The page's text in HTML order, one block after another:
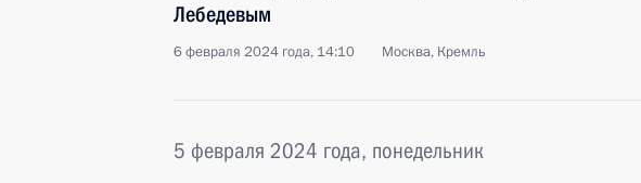
Лебедевым
6 февраля 2024 года, 14:10 Москва, Кремль
5 февраля 2024 года, понедельник